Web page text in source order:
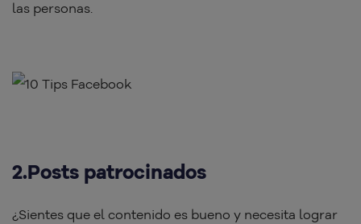
las personas.
2.Posts patrocinados
¿Sientes que el contenido es bueno y necesita lograr